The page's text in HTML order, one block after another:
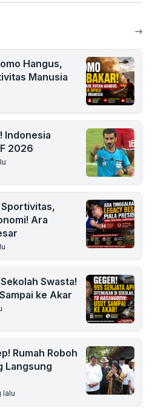
Hangus,
Manusia
Indonesia
2026
Sportivitas,
Ara
Swasta!
ke Akar
Rumah Roboh
Langsung
lalu